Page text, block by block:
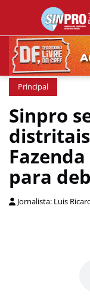
Principal
Sinpro
para
Jornalista: Luis